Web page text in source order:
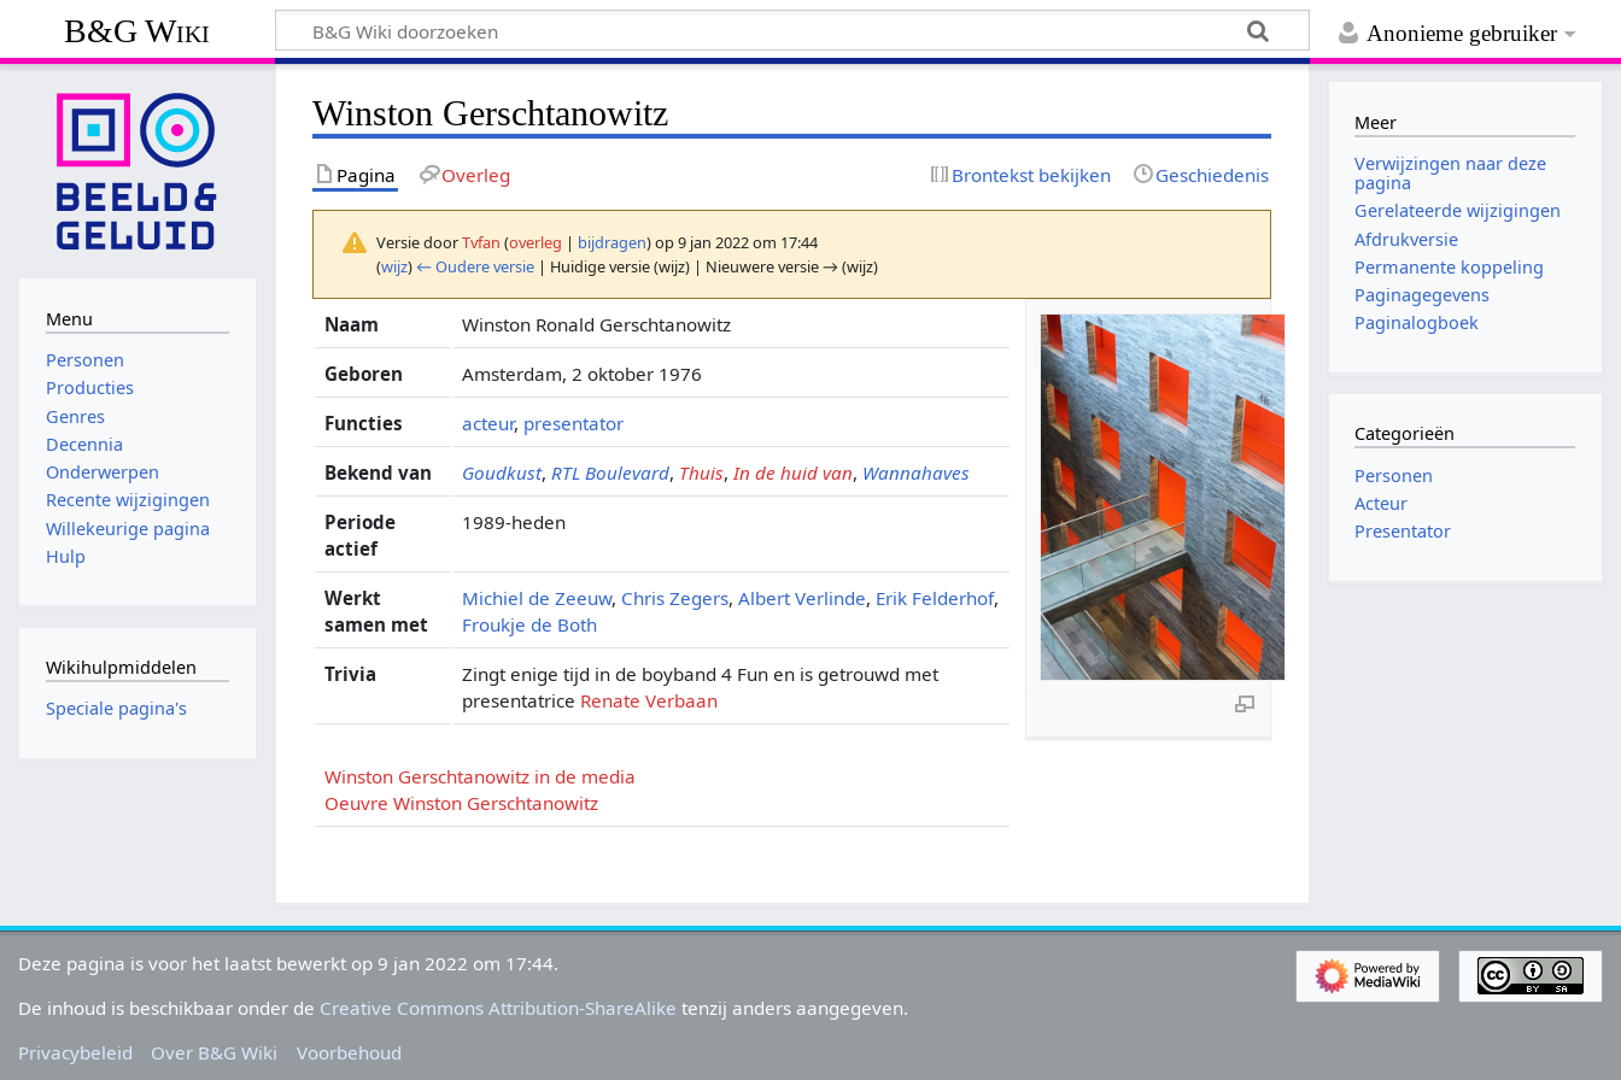
Anonieme gebruiker
B&G Wiki
Winston Gerschtanowitz
Pagina Overleg Brontekst bekijken Geschiedenis
Versie doorTvfan (overleg | bijdragen)op 9 jan 2022 om 17:44
(wijz) ← Oudere versie | Huidige versie (wijz) | Nieuwere versie → (wijz)
Naam Winston Ronald Gerschtanowitz
Geboren Amsterdam, 2 oktober 1976
Functies acteur, presentator
Bekend van Goudkust, RTL Boulevard, Thuis, In de huid van, Wannahaves
Periode
actief
1989-heden
Werkt
samen met
Michiel de Zeeuw, Chris Zegers,Albert Verlinde, Erik Felderhof,
Froukje de Both
Trivia
Zingt enige tijd in de boyband 4 Fun en is getrouwd met
presentatrice Renate Verbaan
Winston Gerschtanowitz in de media
Oeuvre Winston Gerschtanowitz
Menu
Personen
Producties
Genres
Decennia
Onderwerpen
Recente wijzigingen
Willekeurige pagina
Hulp
Wikihulpmiddelen
Speciale pagina's
Meer
Verwijzingen naar deze
pagina
Gerelateerde wijzigingen
Afdrukversie
Permanente koppeling
Paginagegevens
Paginalogboek
Categorieën
Personen
Acteur
Presentator
Deze pagina is voor het laatst bewerkt op 9 jan 2022 om 17:44.
De inhoud is beschikbaar onder de Creative Commons Attribution-ShareAlike tenzij anders aangegeven.
Privacybeleid
Over B&G Wiki Voorbehoud